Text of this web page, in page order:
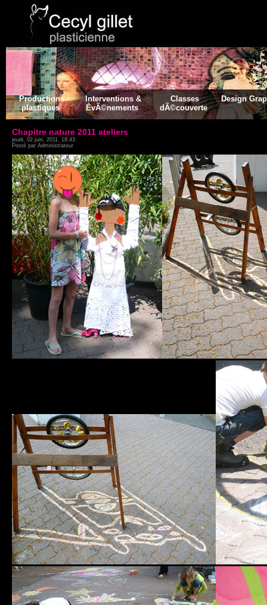
Productions
plastiques
Interventions &
ÉvÃ©nements
Classes
dÃ©couverte
Design
Chapitre nature 2011 ateliers
jeudi, 02 juin, 2011, 18:43
Posté par Administrateur